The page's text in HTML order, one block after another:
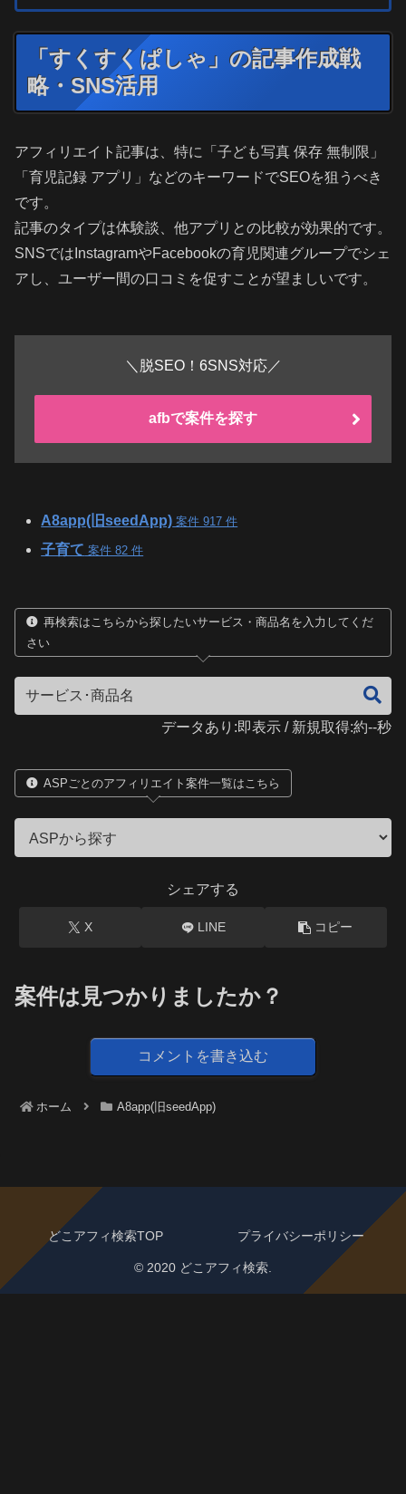
「すくすくぱしゃ」の記事作成戦
略・SNS活用
アフィリエイト記事は、特に「子ども写真 保存 無制限」
「育児記録 アプリ」などのキーワードでSEOを狙うべき
です。
記事のタイプは体験談、他アプリとの比較が効果的です。
SNSではInstagramやFacebookの育児関連グループでシェ
アし、ユーザー間の口コミを促すことが望ましいです。
＼脱SEO！6SNS対応／
afbで案件を探す
A8app(旧seedApp) 案件 917 件
子育て 案件 82 件
再検索はこちらから探したいサービス・商品名を入力してくだ
さい
データあり:即表示 / 新規取得:約--秒
ASPごとのアフィリエイト案件一覧はこちら
シェアする
X LINE コピー
案件は見つかりましたか？
コメントを書き込む
ホーム A8app(旧seedApp)
どこアフィ検索TOP プライバシーポリシー
© 2020 どこアフィ検索.